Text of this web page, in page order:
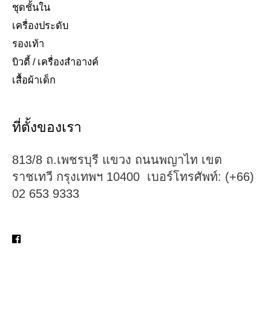
ชุดชั้นใน
เครื่องประดับ​
รองเท้า​
บิวตี้ / เครื่องสำอางค์
เสื้อผ้าเด็ก
ที่ตั้งของเรา
813/8 ถ.เพชรบุรี แขวง ถนนพญาไท เขต
ราชเทวี กรุงเทพฯ 10400 เบอร์โทรศัพท์: (+66)
02 653 9333